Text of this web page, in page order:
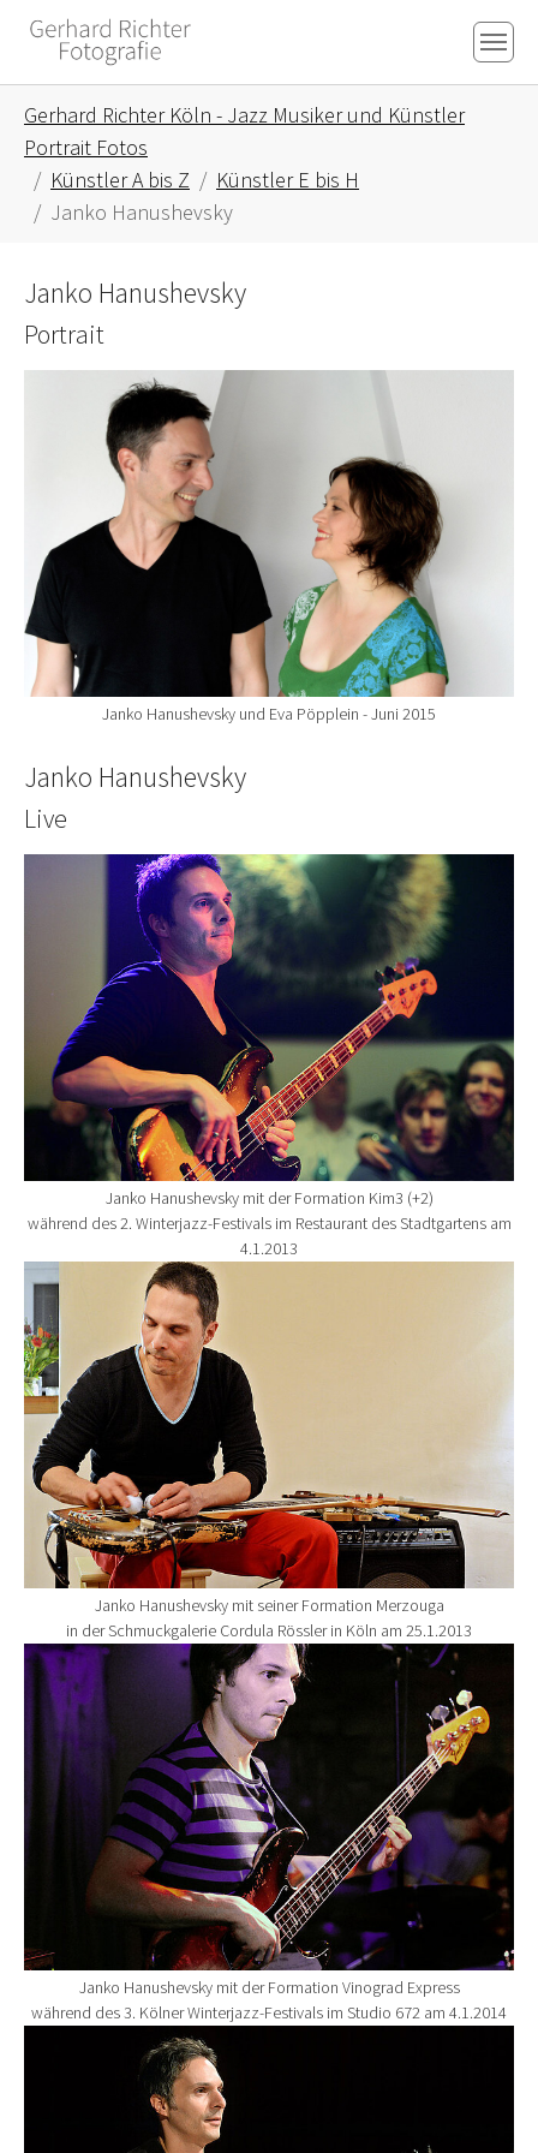
Skip to main content
Skip to page footer
Gerhard Richter Köln - Jazz Musiker und Künstler
Portrait Fotos
Künstler A bis Z
Künstler E bis H
Janko Hanushevsky
Janko Hanushevsky
Portrait
Show larger version for:
Janko Hanushevsky und Eva Pöpplein - Juni 2015
Janko Hanushevsky
Live
Show larger version for:
Janko Hanushevsky mit der Formation Kim3 (+2)
während des 2. Winterjazz-Festivals im Restaurant des Stadtgartens am
4.1.2013
Show larger version for:
Janko Hanushevsky mit seiner Formation Merzouga
in der Schmuckgalerie Cordula Rössler in Köln am 25.1.2013
Show larger version for:
Janko Hanushevsky mit der Formation Vinograd Express
während des 3. Kölner Winterjazz-Festivals im Studio 672 am 4.1.2014
Show larger version for: